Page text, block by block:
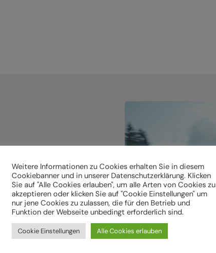
Weitere Informationen zu Cookies erhalten Sie in diesem
Cookiebanner und in unserer Datenschutzerklärung. Klicken
Sie auf "Alle Cookies erlauben", um alle Arten von Cookies zu
akzeptieren oder klicken Sie auf "Cookie Einstellungen" um
nur jene Cookies zu zulassen, die für den Betrieb und
Funktion der Webseite unbedingt erforderlich sind.
Cookie Einstellungen Alle Cookies erlauben